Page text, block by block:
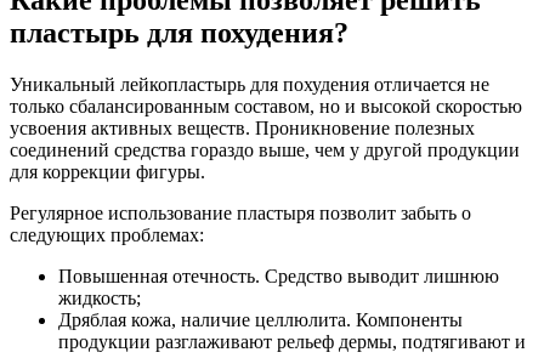
пластырь для похудения?
Уникальный лейкопластырь для похудения отличается не
только сбалансированным составом, но и высокой скоростью
усвоения активных веществ. Проникновение полезных
соединений средства гораздо выше, чем у другой продукции
для коррекции фигуры.
Регулярное использование пластыря позволит забыть о
следующих проблемах:
Повышенная отечность. Средство выводит лишнюю
жидкость;
Дряблая кожа, наличие целлюлита. Компоненты
продукции разглаживают рельеф дермы, подтягивают и